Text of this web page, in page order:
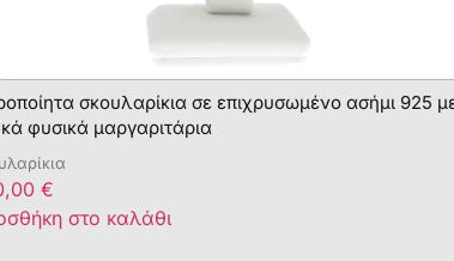
σκουλαρίκια σε επιχρυσωμένο ασήμι 925
φυσικά μαργαριτάρια
€
στο καλάθι